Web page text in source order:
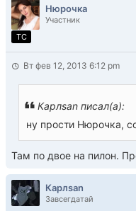
Нюрочка
Участник
TC
Вт фев 12, 2013 6:12 pm
Карлsan писал(а):
ну прости Нюрочка,
Там по двое на пилон.
Карлsan
Завсегдатай